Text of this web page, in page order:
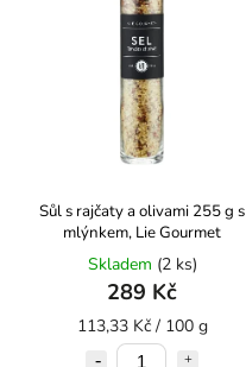
Abecedně
Sůl s rajčaty a olivami 255 g s
mlýnkem, Lie Gourmet
Skladem (2 ks)
289 Kč
113,33 Kč / 100 g